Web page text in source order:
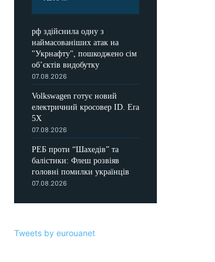
рф здійснила одну з
наймасованіших атак на
"Укрнафту", пошкоджено сім
об’єктів видобутку
07.08.2026
Volkswagen готує новий
електричний кросовер ID. Era
5X
07.08.2026
РЕБ проти “Шахедів” та
балістики: Флеш розвіяв
головні помилки українців
07.08.2026
Tweets by eurouanet